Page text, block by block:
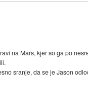
na Mars, kjer so ga po
sranje, da se je Jason